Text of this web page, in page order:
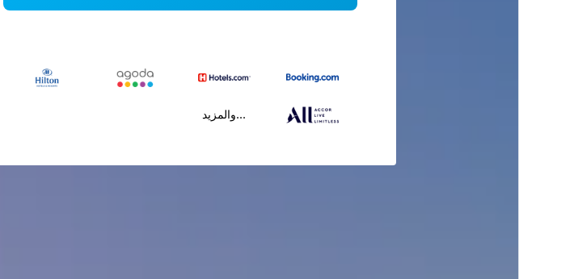
...والمزيد